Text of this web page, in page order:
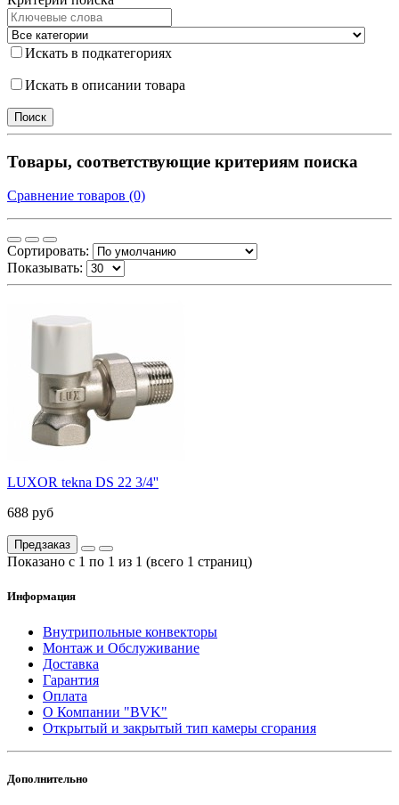
Искать в подкатегориях
Искать в описании товара
Товары, соответствующие критериям поиска
Сравнение товаров (0)
Сортировать:
Показывать:
LUXOR tekna DS 22 3/4''
688 руб
Предзаказ
Показано с 1 по 1 из 1 (всего 1 страниц)
Информация
Внутрипольные конвекторы
Монтаж и Обслуживание
Доставка
Гарантия
Оплата
О Компании "BVK"
Открытый и закрытый тип камеры сгорания
Дополнительно